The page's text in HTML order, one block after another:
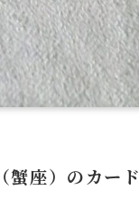
座）のカード